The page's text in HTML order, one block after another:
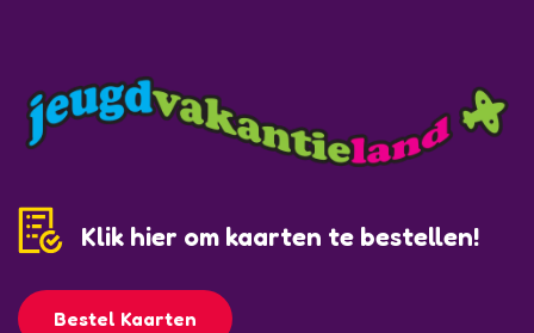
Klik hier om kaarten te bestellen!
Bestel Kaarten